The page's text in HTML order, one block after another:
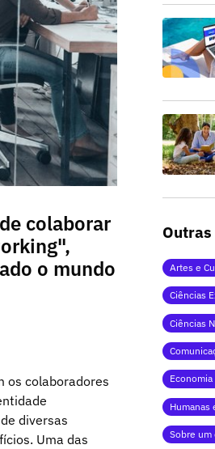
colaborar
o mundo
os colaboradores
diversas
Uma das
Artes e
Ciências
Ciências
Economia
Humanas
Sobre um